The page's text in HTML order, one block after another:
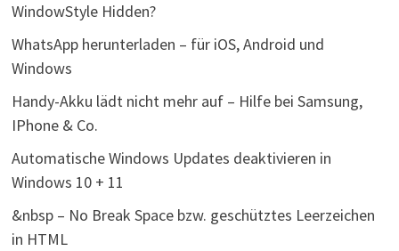
WindowStyle Hidden?
WhatsApp herunterladen – für iOS, Android und
Windows
Handy-Akku lädt nicht mehr auf – Hilfe bei Samsung,
IPhone & Co.
Automatische Windows Updates deaktivieren in
Windows 10 + 11
&nbsp – No Break Space bzw. geschütztes Leerzeichen
in HTML